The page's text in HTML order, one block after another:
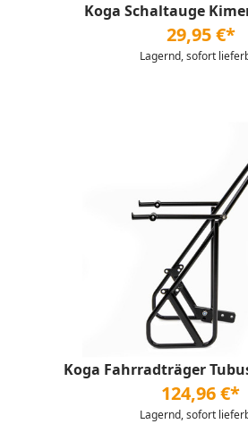
Koga Schaltauge
29,95 €*
Lagernd, sofort
Koga Fahrradträger
124,96 €*
Lagernd, sofort